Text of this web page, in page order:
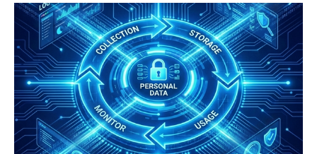
입니다. ISMS-P 대응은 통제(정책·설정) + 증적(제출물) +
운영(반복 루틴)이 한 세트로